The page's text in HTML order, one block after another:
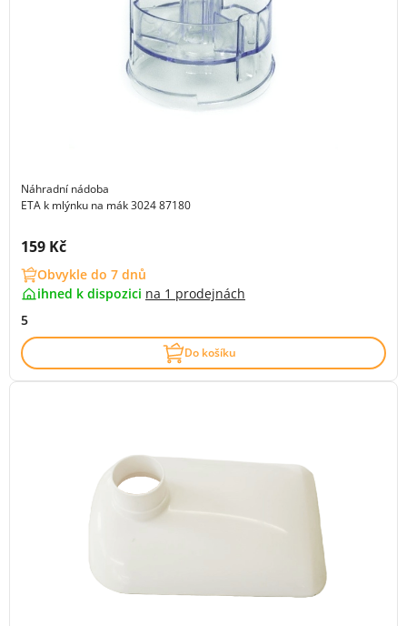
Náhradní nádoba
ETA k mlýnku na mák 3024 87180
Cena s DPH:
159 Kč
Obvykle do 7 dnů
ihned k dispozici na 1 prodejnách
5
Do košíku